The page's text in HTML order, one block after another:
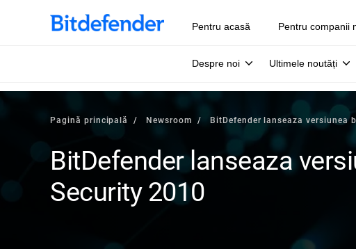
Pentru acasă Pentru companii
Despre noi Ultimele noutăți
Pagină principală Newsroom BitDefender lanseaza versiunea
BitDefender lanseaza
Security 2010